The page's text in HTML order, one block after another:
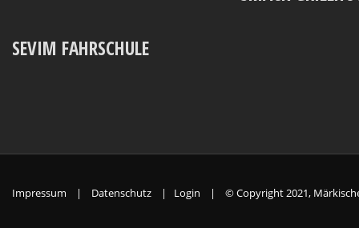
SEVIM FAHRSCHULE
Impressum | Datenschutz | Login | © Copyright 2021,